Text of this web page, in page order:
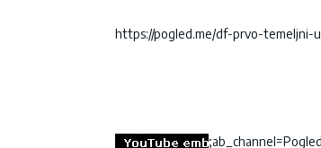
https://pogled.me/df-prvo-temeljni-
;ab_channel=Pogled